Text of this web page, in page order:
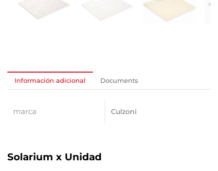
Información adicional Documents
marca Culzoni
Solarium x Unidad